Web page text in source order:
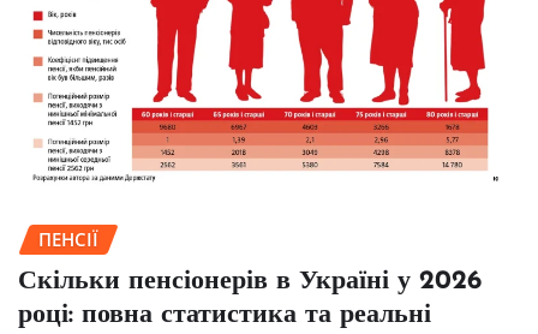
ПЕНСІЇ
Скільки пенсіонерів в Україні у 2026
році: повна статистика та реальні